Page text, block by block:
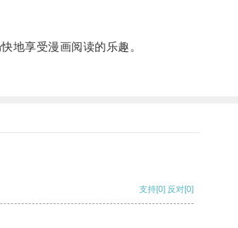
地享受漫画阅读的乐趣。
支持[0] 反对[0]